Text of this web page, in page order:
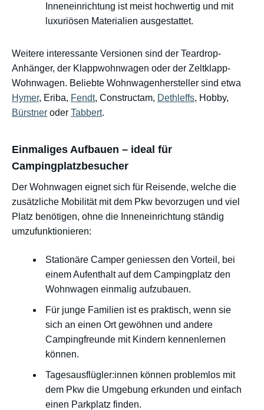
Inneneinrichtung ist meist hochwertig und mit
luxuriösen Materialien ausgestattet.
Weitere interessante Versionen sind der Teardrop-
Anhänger, der Klappwohnwagen oder der Zeltklapp-
Wohnwagen. Beliebte Wohnwagenhersteller sind etwa
Hymer, Eriba, Fendt, Constructam, Dethleffs, Hobby,
Bürstner oder Tabbert.
Einmaliges Aufbauen – ideal für
Campingplatzbesucher
Der Wohnwagen eignet sich für Reisende, welche die
zusätzliche Mobilität mit dem Pkw bevorzugen und viel
Platz benötigen, ohne die Inneneinrichtung ständig
umzufunktionieren:
Stationäre Camper geniessen den Vorteil, bei
einem Aufenthalt auf dem Campingplatz den
Wohnwagen einmalig aufzubauen.
Für junge Familien ist es praktisch, wenn sie
sich an einen Ort gewöhnen und andere
Campingfreunde mit Kindern kennenlernen
können.
Tagesausflügler:innen können problemlos mit
dem Pkw die Umgebung erkunden und einfach
einen Parkplatz finden.